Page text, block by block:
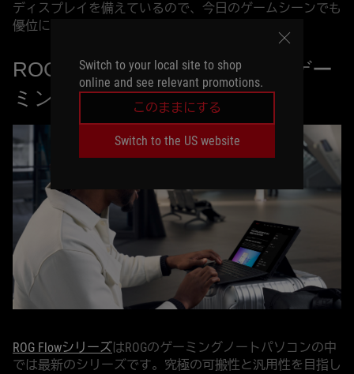
Switch to your local site to shop
online and see relevant promotions.
このままにする
Switch to the US website
ディスプレイを備えているので、今日のゲームシーンでも
優位に立てるパフォーマンスを発揮するでしょう。
ROG FLOW：持ち運べる万能ゲー
ミングノートパソコン
ROG FlowシリーズはROGのゲーミングノートパソコンの中
では最新のシリーズです。究極の可搬性と汎用性を目指し